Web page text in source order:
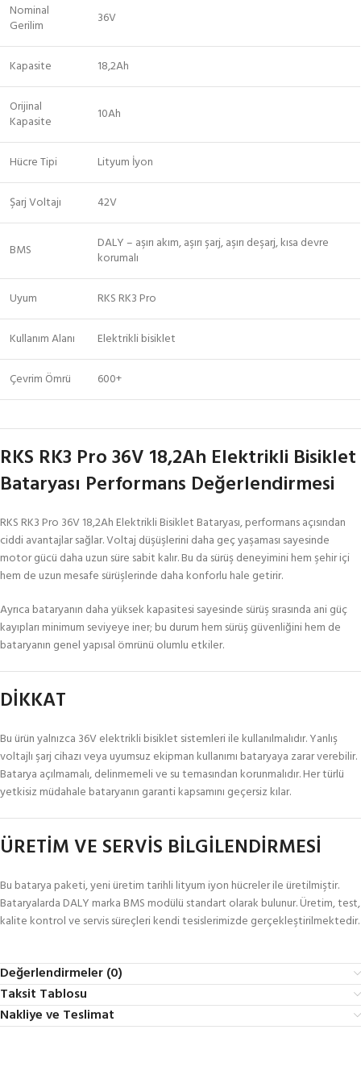
Nominal
Gerilim
36V
Kapasite 18,2Ah
Orijinal
Kapasite
10Ah
Hücre Tipi Lityum İyon
Şarj Voltajı 42V
BMS
DALY – aşırı akım, aşırı şarj, aşırı deşarj, kısa devre
korumalı
Uyum RKS RK3 Pro
Kullanım Alanı Elektrikli bisiklet
Çevrim Ömrü 600+
RKS RK3 Pro 36V 18,2Ah Elektrikli Bisiklet
Bataryası Performans Değerlendirmesi
RKS RK3 Pro 36V 18,2Ah Elektrikli Bisiklet Bataryası, performans açısından
ciddi avantajlar sağlar. Voltaj düşüşlerini daha geç yaşaması sayesinde
motor gücü daha uzun süre sabit kalır. Bu da sürüş deneyimini hem şehir içi
hem de uzun mesafe sürüşlerinde daha konforlu hale getirir.
Ayrıca bataryanın daha yüksek kapasitesi sayesinde sürüş sırasında ani güç
kayıpları minimum seviyeye iner; bu durum hem sürüş güvenliğini hem de
bataryanın genel yapısal ömrünü olumlu etkiler.
DİKKAT
Bu ürün yalnızca 36V elektrikli bisiklet sistemleri ile kullanılmalıdır. Yanlış
voltajlı şarj cihazı veya uyumsuz ekipman kullanımı bataryaya zarar verebilir.
Batarya açılmamalı, delinmemeli ve su temasından korunmalıdır. Her türlü
yetkisiz müdahale bataryanın garanti kapsamını geçersiz kılar.
ÜRETİM VE SERVİS BİLGİLENDİRMESİ
Bu batarya paketi, yeni üretim tarihli lityum iyon hücreler ile üretilmiştir.
Bataryalarda DALY marka BMS modülü standart olarak bulunur. Üretim, test,
kalite kontrol ve servis süreçleri kendi tesislerimizde gerçekleştirilmektedir.
Değerlendirmeler (0)
Taksit Tablosu
Nakliye ve Teslimat